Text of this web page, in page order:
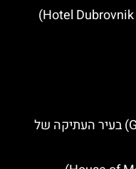
כיכר גונדוליץ' (Gundulic square) בעיר העתיקה של